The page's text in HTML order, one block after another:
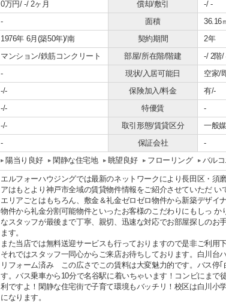
0万円/ -/ 2ヶ月 償却/敷引
-/ -
- 面積
36.16
1976年 6月(築50年)/南 契約期間
2年
マンション/鉄筋コンクリート 部屋/所在階/階建
-/ 2階/
- 現状/入居可能日
空家/
-/- 保険加入/料金
有/-
-/- 特優賃
-
-/- 取引形態/賃貸区分
一般
- 保証会社
-
陽当り良好 閑静な住宅地 眺望良好 フローリング バル
エルフォーハウジングでは最新のネットワークにより長田区・須
アはもとより神戸市全域の賃貸物件情報をご紹介させていただ い
エリアごとはもちろん、敷金＆礼金ゼロゼロ物件から新築デザイ
物件から礼金分割可能物件といったお客様のこだわりにもしっ か
なスタッフが最後まで丁寧、親切、迅速な対応でお部屋探しのお
ます。
また当店では無料送迎サービスも行っておりますので是非ご利用下
それではスタッフ一同心からご来店お待ちしております。白川
リフォーム済み この広さでこの賃料は大変魅力的です。バス停｢
す。バス乗車から10分で名谷駅に着いちゃいます！コンビにまで
利ですよ！閑静な住宅街で子育て環境もバッチリ！校区は白川小
になります。